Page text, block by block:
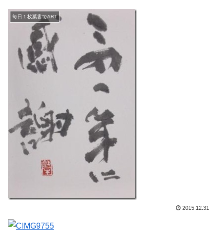
毎日１枚葉書でART
2015.12.31